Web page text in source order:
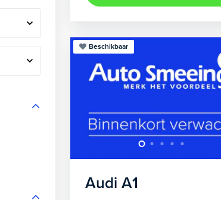
Beschikbaar
Audi A1